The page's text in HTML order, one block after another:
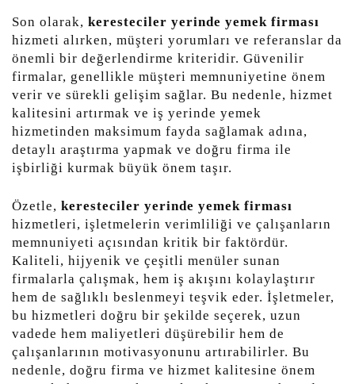
Son olarak, keresteciler yerinde yemek firması
hizmeti alırken, müşteri yorumları ve referanslar da
önemli bir değerlendirme kriteridir. Güvenilir
firmalar, genellikle müşteri memnuniyetine önem
verir ve sürekli gelişim sağlar. Bu nedenle, hizmet
kalitesini artırmak ve iş yerinde yemek
hizmetinden maksimum fayda sağlamak adına,
detaylı araştırma yapmak ve doğru firma ile
işbirliği kurmak büyük önem taşır.
Özetle, keresteciler yerinde yemek firması
hizmetleri, işletmelerin verimliliği ve çalışanların
memnuniyeti açısından kritik bir faktördür.
Kaliteli, hijyenik ve çeşitli menüler sunan
firmalarla çalışmak, hem iş akışını kolaylaştırır
hem de sağlıklı beslenmeyi teşvik eder. İşletmeler,
bu hizmetleri doğru bir şekilde seçerek, uzun
vadede hem maliyetleri düşürebilir hem de
çalışanlarının motivasyonunu artırabilirler. Bu
nedenle, doğru firma ve hizmet kalitesine önem